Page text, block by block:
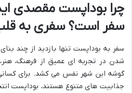
چرا بوداپست مقصدی
سفر است؟ سفری به قلب
سفر به بوداپست تنها بازدید از چند
شدن در تجربه ای عمیق از فرهنگ،
گوشه این شهر نفس می کشد. برای
جذابیت های متنوع هستند، بوداپست